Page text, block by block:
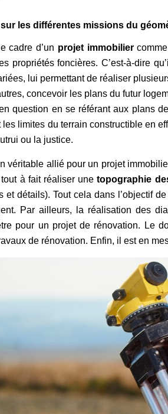
les différentes missions du
cadre d’un projet immobiliercomme
propriétés foncières. C’est-à-dire
lui permettant de réaliser
concevoir les plans du futur
question en se référant aux plans
les limites du terrain constructible en
ou la justice.
véritable allié pour un projet
tout à fait réaliser unetopographie
et détails). Tout cela dans l’objectif
Par ailleurs, la réalisation des
pour un projet de rénovation. Le
de rénovation. Enfin, il est en